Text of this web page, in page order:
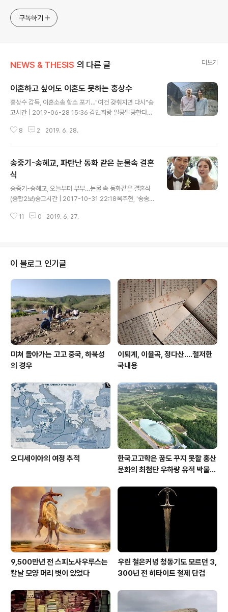
approach will be to resist any common sense or
generalized viewpoint
구독하기
NEWS & THESIS 의 다른 글 더보기
이혼하고 싶어도 이혼도 못하는 홍상수
홍상수 감독, 이혼소송 항소 포기…"여건 갖춰지면 다시"송
고시간 | 2019-06-28 15:36 김민희랑 알콩달콩한다는
야 한다. 예서 모양새랑 서류상 부부를 말한다. 난 조강지처
다. 그 소송을 기각하면서 이 이유로 남긴 판사 결정문이 나
로서는 좀 의아스럽다. 홍 씨와 (조강지처) A씨의 혼인 관
계가 파탄에 이르기는 했으나 그 주된 책임이 홍 씨에게 있
다…우리 판례는 유책 배우자의 이혼 청구를 원칙적으로 허
용하지 않고 있다. 간단히 말해 이혼 책임은 홍상수한테 있
는데, 그런 네 놈 땜에 혼인 관계가 파탄에 이르렀으니, 네
8 2 2019. 6. 28.
송중기-송혜교, 파탄난 동화 같은 눈물속 결혼
식
송중기-송혜교, 오늘부터 부부…눈물 속 동화같은 결혼식
(종합2보)송고시간 | 2017-10-31 22:18옥주현, '송송커
·이광수 축하편지 낭독…피로연서 박보검 피아노 반주에 박
계로 나아갔으니뭐 한반도에 설혹 전쟁이 났다한들 이보다
빠른 전파, 더한 관심이라고 단안할 수 없다. 오늘 우리공장
에서 쏟아낸 각종 기사를 방문자 숫자로 뽑아보니 역시나
송송커플 핵분열과 관련한 기사들이 압도적인 표차로 수위
를 달리며, 상위 차트를 장식했으니, 그 순위표를 죽 따라내
려가다 보니, 아래쪽에..
11 0 2019. 6. 27.
이 블로그 인기글
미쳐 돌아가는 고고 중국, 하북성
의 경우
이퇴계, 이율곡, 정다산....철저한
국내용
오디세이아의 여정 추적
한국고고학은 꿈도 꾸지 못할 홍산
문화의 최첨단 우하량 유적 박물관
9,500만년 전 스피노사우루스는
칼날 모양 머리 볏이 있었다
우린 철은커녕 청동기도 모르던 3,
300년 전 히타이트 철제 단검